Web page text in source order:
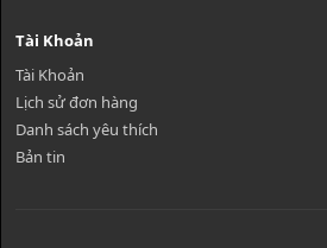
Tài Khoản
Tài Khoản
Lịch sử đơn hàng
Danh sách yêu thích
Bản tin